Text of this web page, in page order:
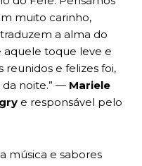
muito carinho,
a alma do
aquele toque leve e
reunidos e felizes foi,
noite.” — Mariele
e responsável pelo
música e sabores